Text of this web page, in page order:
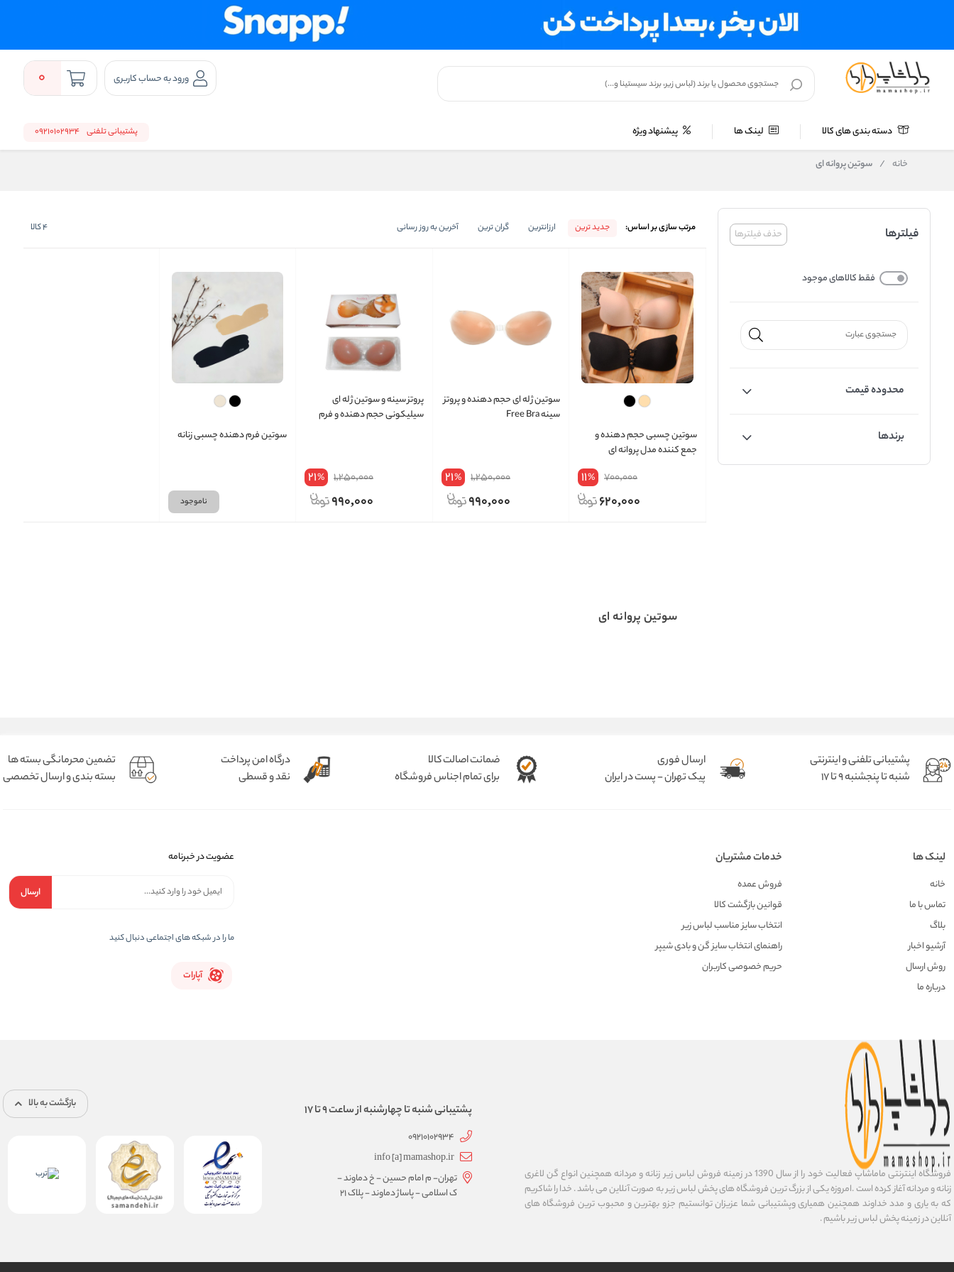
ورود به حساب کاربری 0
دسته بندی های کالا لینک ها پیشنهاد ویژه پشتیبانی تلفنی 09210102934
خانه / سوتین پروانه ای
حذف فیلترها فیلترها
فقط کالاهای موجود
محدوده قیمت
برندها
مرتب سازی بر اساس: جدید ترین ارزانترین گران ترین آخرین به روز رسانی 4کالا
سوتین چسبی حجم دهنده و
جمع کننده مدل پروانه ای
700,000
11%
620,000
سوتین ژله ای حجم دهنده و پروتز
سینه Free Bra
1,250,000
21%
990,000
پروتز سینه و سوتین ژله ای
سیلیکونی حجم دهنده و فرم
1,250,000
21%
990,000
سوتین فرم دهنده چسبی زنانه
ناموجود
سوتین پروانه ای
پشتیبانی تلفنی و اینترنتی
شنبه تا پنجشنبه 9 تا 17
ارسال فوری
پیک تهران - پست در ایران
ضمانت اصالت کالا
برای تمام اجناس فروشگاه
درگاه امن پرداخت
نقد و قسطی
تضمین محرمانگی بسته ها
بسته بندی و ارسال تخصصی
لینک ها
خانه
تماس با ما
بلاگ
آرشیو اخبار
روش ارسال
درباره ما
خدمات مشتریان
فروش عمده
قوانین بازگشت کالا
انتخاب سایز مناسب لباس زیر
راهنمای انتخاب سایز گن و بادی شیپر
حریم خصوصی کاربران
عضویت در خبرنامه
ارسال
ما را در شبکه های اجتماعی دنبال کنید
آپارات
فروشگاه اینترنتی ماماشاپ فعالیت خود را از سال 1390 در زمینه فروش لباس زیر زنانه و مردانه همچنین انواع گن لاغری
زنانه و مردانه آغاز کرده است .امروزه یکی از بزرگ ترین فروشگاه های پخش لباس زیر به صورت آنلاین می باشد . خدا را شاکریم
که به یاری و مدد خداوند همچنین همیاری وپشتیبانی شما عزیزان توانستیم جزو بهترین و محبوب ترین فروشگاه های
آنلاین در زمینه پخش لباس زیر باشیم .
پشتیبانی شنبه تا چهارشنبه از ساعت 9 تا 17
09210102934
info [a] mamashop.ir
تهران- م امام حسین - خ دماوند -
ک اسلامی - پاساژ دماوند - پلاک 21
بازگشت به بالا